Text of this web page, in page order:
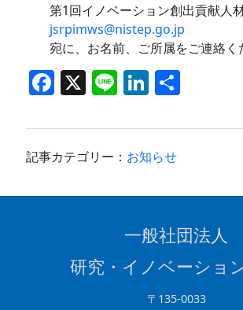
第1回イノベーション創出貢献人
jsrpimws@nistep.go.jp
宛に、お名前、ご所属をご連絡く
F
c
e
X Li
e
Li
k
e
記事カテゴリー： お知らせ
一般社団法人
研究・イノベーショ
〒135-0033